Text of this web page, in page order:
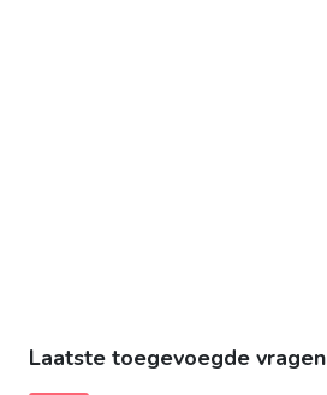
Laatste toegevoegde vragen